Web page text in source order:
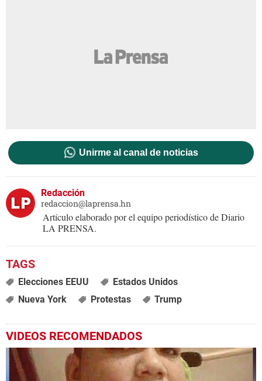
Unirme al canal de noticias
Redacción
redaccion@laprensa.hn
Artículo elaborado por el equipo periodístico de Diario
LA PRENSA.
Elecciones EEUU
Estados Unidos
Nueva York
Protestas Trump
VIDEOS RECOMENDADOS